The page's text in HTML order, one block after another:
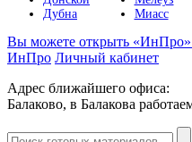
Дубна
Миасс
Вы можете открыть
ИнПро Личный кабинет
Адрес ближайшего офиса:
Балаково, в Балакова